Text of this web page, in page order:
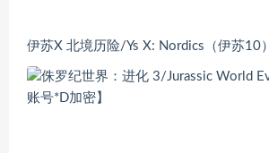
伊苏X 北境历险/Ys X: Nordics（伊苏10）